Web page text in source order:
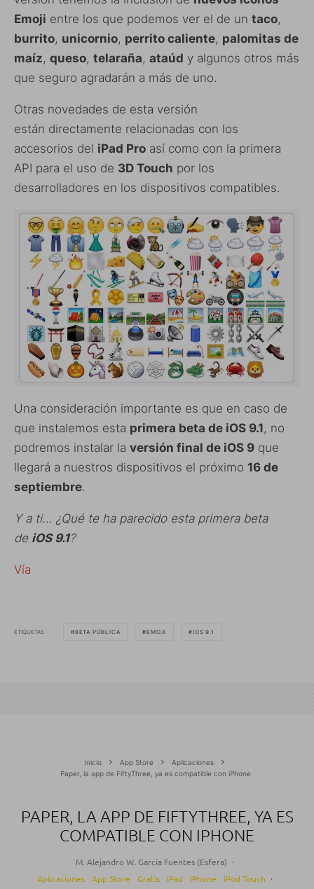
Emoji entre los que podemos ver el de un taco,
burrito, unicornio, perrito caliente, palomitas de
maíz, queso, telaraña, ataúd y algunos otros más
que seguro agradarán a más de uno.
Otras novedades de esta versión
están directamente relacionadas con los
accesorios del iPad Pro así como con la primera
API para el uso de 3D Touch por los
desarrolladores en los dispositivos compatibles.
Una consideración importante es que en caso de
que instalemos esta primera beta de iOS 9.1, no
podremos instalar la versión final de iOS 9 que
llegará a nuestros dispositivos el próximo 16 de
septiembre.
Y a ti… ¿Qué te ha parecido esta primera beta
de iOS 9.1?
Vía
ETIQUETAS BETA PÚBLICA EMOJI IOS 9.1
Inicio App Store
Aplicaciones
Paper, la app de FiftyThree, ya es compatible con iPhone
PAPER, LA APP DE FIFTYTHREE, YA ES
COMPATIBLE CON IPHONE
M. Alejandro W. García Fuentes (Esfera) ·
Aplicaciones
App Store Gratis iPad iPhone iPod Touch ·